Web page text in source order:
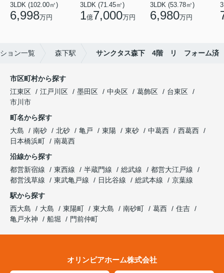
3LDK (102.00㎡)
6,998万円
3LDK (71.45㎡)
1億7,000万円
3LDK (53.78㎡)
6,980万円
ョン一覧 森下駅 サンクタス森下 4階 リ フォーム済
市区町村から探す
江東区
江戸川区 墨田区 中央区 葛飾区
台東区
市川市
町名から探す
大島
南砂 北砂 亀戸 東陽 東砂 中葛西
西葛西
日本橋浜町
南葛西
沿線から探す
都営新宿線
東西線 半蔵門線 総武線
都営大江戸線
都営浅草線
東武亀戸線 日比谷線 総武本線
京葉線
駅から探す
西大島
大島 東陽町 東大島 南砂町 葛西
住吉
亀戸水神
船堀 門前仲町
オリンピアホーム株式会社